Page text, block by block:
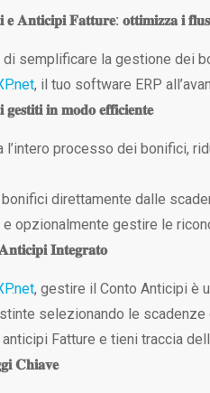
𝐞 𝐀𝐧𝐭𝐢𝐜𝐢𝐩𝐢 𝐅𝐚𝐭𝐭𝐮𝐫𝐞: 𝐨𝐭𝐭𝐢𝐦𝐢𝐳𝐳𝐚 𝐢
di semplificare la gestione dei
, il tuo software ERP
𝐠𝐞𝐬𝐭𝐢𝐭𝐢 𝐢𝐧 𝐦𝐨𝐝𝐨 𝐞𝐟𝐟𝐢𝐜𝐢𝐞𝐧𝐭𝐞
l’intero processo dei bonifici,
direttamente dalle
opzionalmente gestire le
𝐈𝐧𝐭𝐞𝐠𝐫𝐚𝐭𝐨
, gestire il Conto Anticipi è
selezionando le scadenze
Fatture e tieni traccia
𝐂𝐡𝐢𝐚𝐯𝐞